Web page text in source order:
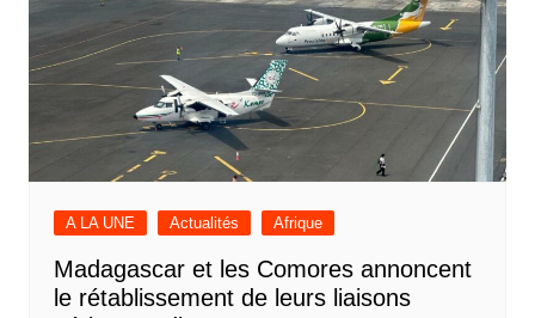
A LA UNE Actualités Afrique
Madagascar et les Comores annoncent
le rétablissement de leurs liaisons